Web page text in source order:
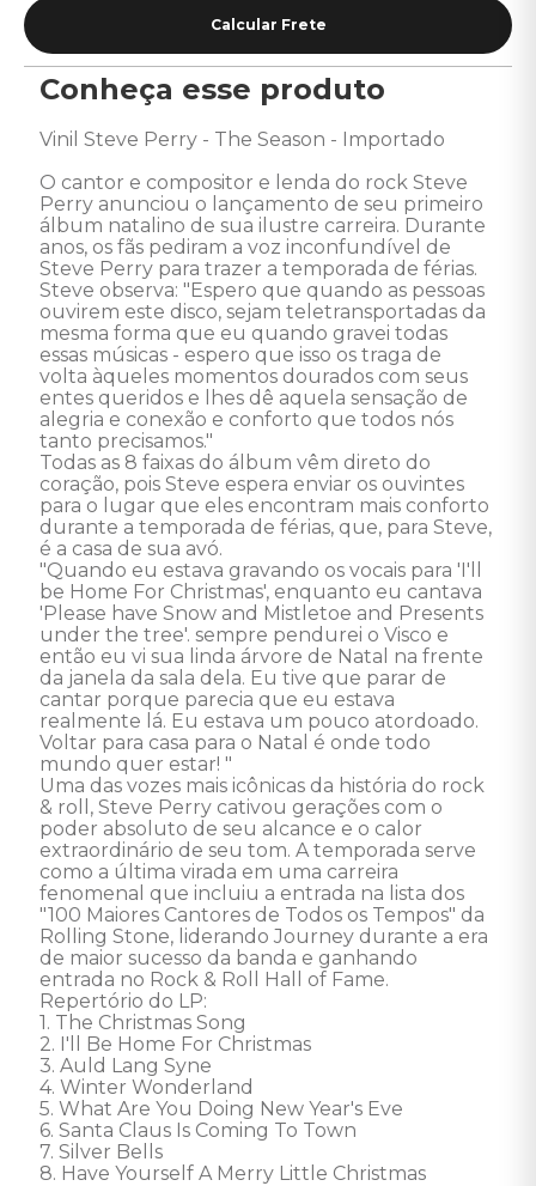
Conheça esse produto
Vinil Steve Perry - The Season - Importado
O cantor e compositor e lenda do rock Steve
Perry anunciou o lançamento de seu primeiro
álbum natalino de sua ilustre carreira. Durante
anos, os fãs pediram a voz inconfundível de
Steve Perry para trazer a temporada de férias.
Steve observa: "Espero que quando as pessoas
ouvirem este disco, sejam teletransportadas da
mesma forma que eu quando gravei todas
essas músicas - espero que isso os traga de
volta àqueles momentos dourados com seus
entes queridos e lhes dê aquela sensação de
alegria e conexão e conforto que todos nós
tanto precisamos."
Todas as 8 faixas do álbum vêm direto do
coração, pois Steve espera enviar os ouvintes
para o lugar que eles encontram mais conforto
durante a temporada de férias, que, para Steve,
é a casa de sua avó.
"Quando eu estava gravando os vocais para 'I'll
be Home For Christmas', enquanto eu cantava
'Please have Snow and Mistletoe and Presents
under the tree'. sempre pendurei o Visco e
então eu vi sua linda árvore de Natal na frente
da janela da sala dela. Eu tive que parar de
cantar porque parecia que eu estava
realmente lá. Eu estava um pouco atordoado.
Voltar para casa para o Natal é onde todo
mundo quer estar! "
Uma das vozes mais icônicas da história do rock
& roll, Steve Perry cativou gerações com o
poder absoluto de seu alcance e o calor
extraordinário de seu tom. A temporada serve
como a última virada em uma carreira
fenomenal que incluiu a entrada na lista dos
"100 Maiores Cantores de Todos os Tempos" da
Rolling Stone, liderando Journey durante a era
de maior sucesso da banda e ganhando
entrada no Rock & Roll Hall of Fame.
Repertório do LP:
1. The Christmas Song
2. I'll Be Home For Christmas
3. Auld Lang Syne
4. Winter Wonderland
5. What Are You Doing New Year's Eve
6. Santa Claus Is Coming To Town
7. Silver Bells
8. Have Yourself A Merry Little Christmas